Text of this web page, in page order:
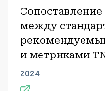
между
и метриками
2024